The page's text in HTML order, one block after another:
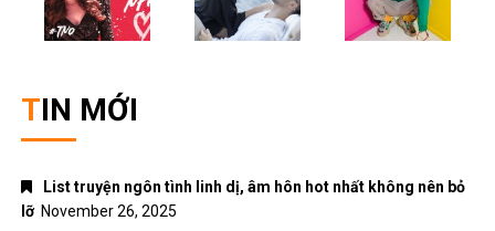
TIN MỚI
List truyện ngôn tình linh dị, âm hôn hot nhất không nên bỏ
lỡ November 26, 2025